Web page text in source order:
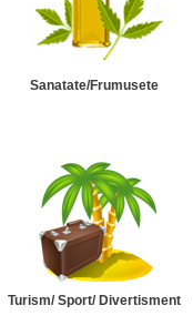
Sanatate/Frumusete
Turism/ Sport/ Divertisment